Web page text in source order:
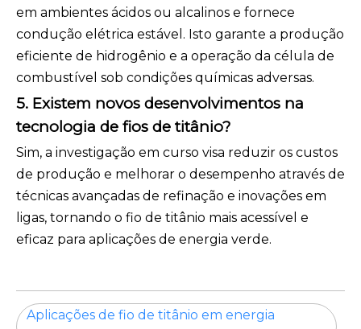
em ambientes ácidos ou alcalinos e fornece
condução elétrica estável. Isto garante a produção
eficiente de hidrogênio e a operação da célula de
combustível sob condições químicas adversas.
5. Existem novos desenvolvimentos na
tecnologia de fios de titânio?
Sim, a investigação em curso visa reduzir os custos
de produção e melhorar o desempenho através de
técnicas avançadas de refinação e inovações em
ligas, tornando o fio de titânio mais acessível e
eficaz para aplicações de energia verde.
Aplicações de fio de titânio em energia